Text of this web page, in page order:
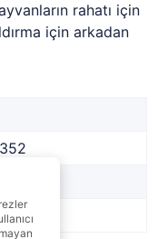
rahatı için
için arkadan